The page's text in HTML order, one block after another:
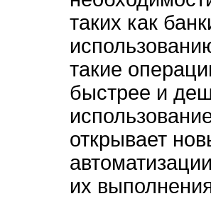
таких как
такие
быстрее и
открывает
их